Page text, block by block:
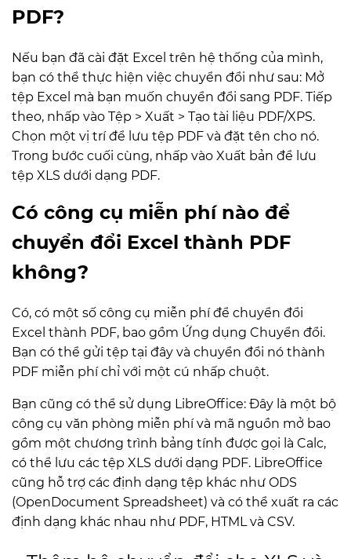
PDF?
Nếu bạn đã cài đặt Excel trên hệ thống của mình,
bạn có thể thực hiện việc chuyển đổi như sau: Mở
tệp Excel mà bạn muốn chuyển đổi sang PDF. Tiếp
theo, nhấp vào Tệp > Xuất > Tạo tài liệu PDF/XPS.
Chọn một vị trí để lưu tệp PDF và đặt tên cho nó.
Trong bước cuối cùng, nhấp vào Xuất bản để lưu
tệp XLS dưới dạng PDF.
Có công cụ miễn phí nào để
chuyển đổi Excel thành PDF
không?
Có, có một số công cụ miễn phí để chuyển đổi
Excel thành PDF, bao gồm Ứng dụng Chuyển đổi.
Bạn có thể gửi tệp tại đây và chuyển đổi nó thành
PDF miễn phí chỉ với một cú nhấp chuột.
Bạn cũng có thể sử dụng LibreOffice: Đây là một bộ
công cụ văn phòng miễn phí và mã nguồn mở bao
gồm một chương trình bảng tính được gọi là Calc,
có thể lưu các tệp XLS dưới dạng PDF. LibreOffice
cũng hỗ trợ các định dạng tệp khác như ODS
(OpenDocument Spreadsheet) và có thể xuất ra các
định dạng khác nhau như PDF, HTML và CSV.